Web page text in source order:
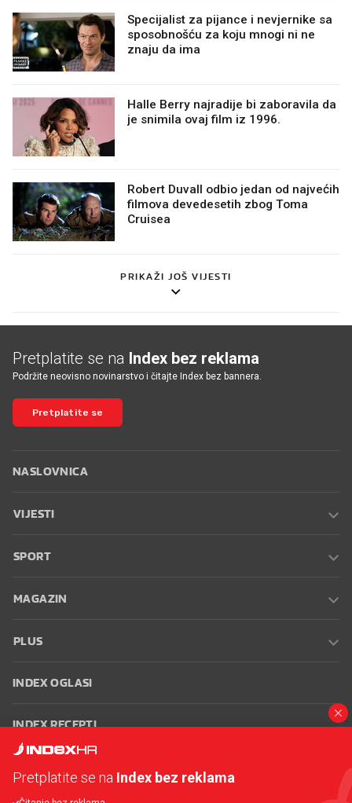
Specijalist za pijance i nevjernike sa
sposobnošću za koju mnogi ni ne
znaju da ima
Halle Berry najradije bi zaboravila da
je snimila ovaj film iz 1996.
Robert Duvall odbio jedan od najvećih
filmova devedesetih zbog Toma
Cruisea
PRIKAŽI JOŠ VIJESTI
Pretplatite se na Index bez reklama
Podržite neovisno novinarstvo i čitajte Index bez bannera.
Pretplatite se
NASLOVNICA
VIJESTI
SPORT
MAGAZIN
PLUS
INDEX OGLASI
INDEX RECEPTI
Pretplatite se na Index bez reklama